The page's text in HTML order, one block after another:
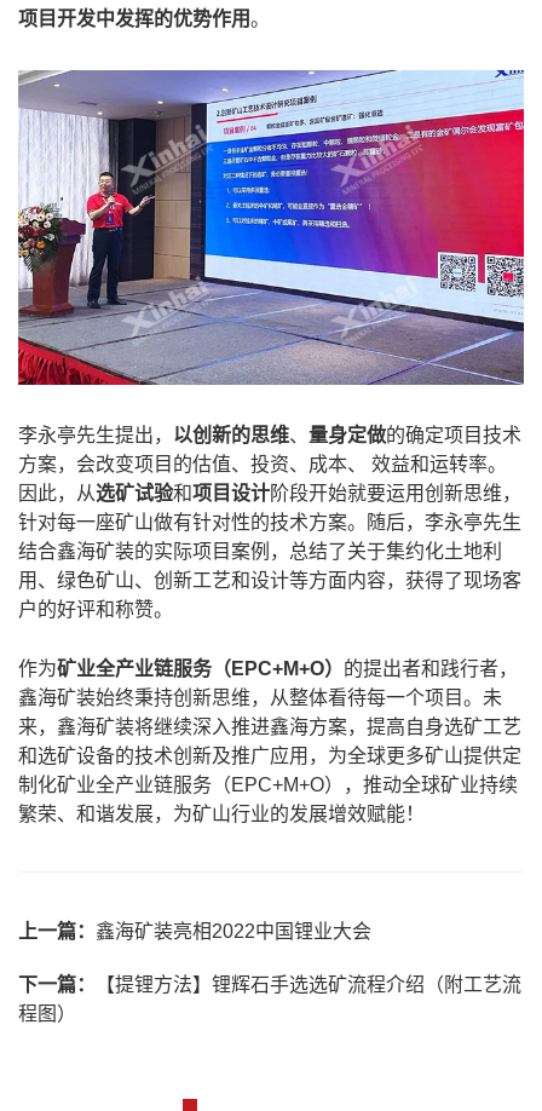
项目开发中发挥的优势作用。
李永亭先生提出， 以创新的思维、 量身定做的确定项目技术
方案，会改变项目的估值、投资、成本、 效益和运转率。
因此，从选矿试验和项目设计阶段开始就要运用创新思维，
针对每一座矿山做有针对性的技术方案。随后，李永亭先生
结合鑫海矿装的实际项目案例，总结了关于集约化土地利
用、绿色矿山、创新工艺和设计等方面内容，获得了现场客
户的好评和称赞。
作为矿业全产业链服务（EPC+M+O） 的提出者和践行者，
鑫海矿装始终秉持创新思维，从整体看待每一个项目。未
来，鑫海矿装将继续深入推进鑫海方案，提高自身选矿工艺
和选矿设备的技术创新及推广应用，为全球更多矿山提供定
制化矿业全产业链服务（EPC+M+O），推动全球矿业持续
繁荣、和谐发展，为矿山行业的发展增效赋能！
上一篇： 鑫海矿装亮相2022中国锂业大会
下一篇：
【提锂方法】锂辉石手选选矿流程介绍（附工艺流
程图）